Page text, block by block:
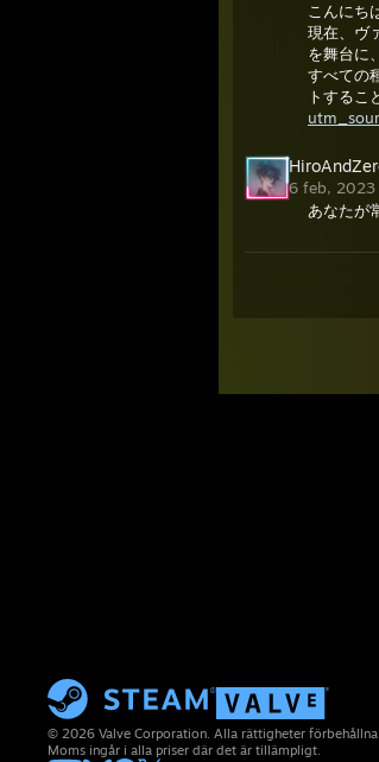
こんにち
現在、ヴ
を舞台に
すべての
トするこ
6 feb, 2023
あなたが
© 2026 Valve Corporation. Alla rättigheter
Moms ingår i alla priser där det är tillämpligt.